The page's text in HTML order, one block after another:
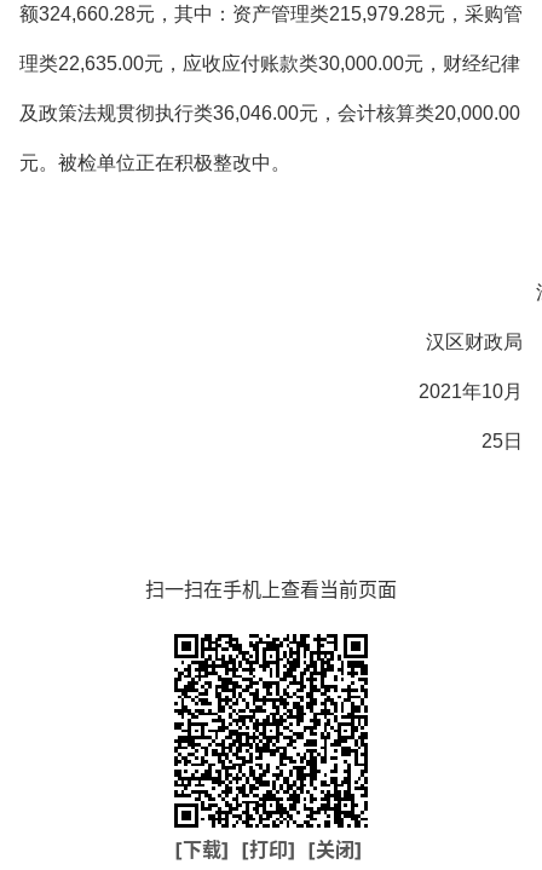
额324,660.28元，其中：资产管理类215,979.28元，采购管
理类22,635.00元，应收应付账款类30,000.00元，财经纪律
及政策法规贯彻执行类36,046.00元，会计核算类20,000.00
元。被检单位正在积极整改中。
汉区财政局
2021年10月
25日
扫一扫在手机上查看当前页面
[下载] [打印] [关闭]